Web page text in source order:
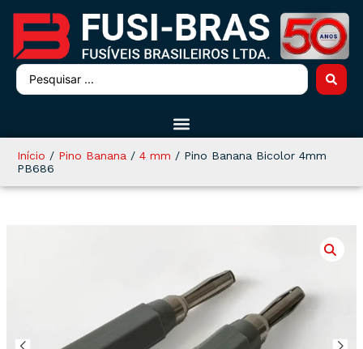
Início / Pino Banana / 4 mm / Pino Banana Bicolor 4mm
PB686